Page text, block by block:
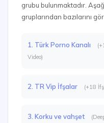
grubu bulunmaktadır.
gruplarından bazılarını
1. Türk Porno Kanalı
Video)
2. TR Vip İfşalar (+18
3. Korku ve vahşet